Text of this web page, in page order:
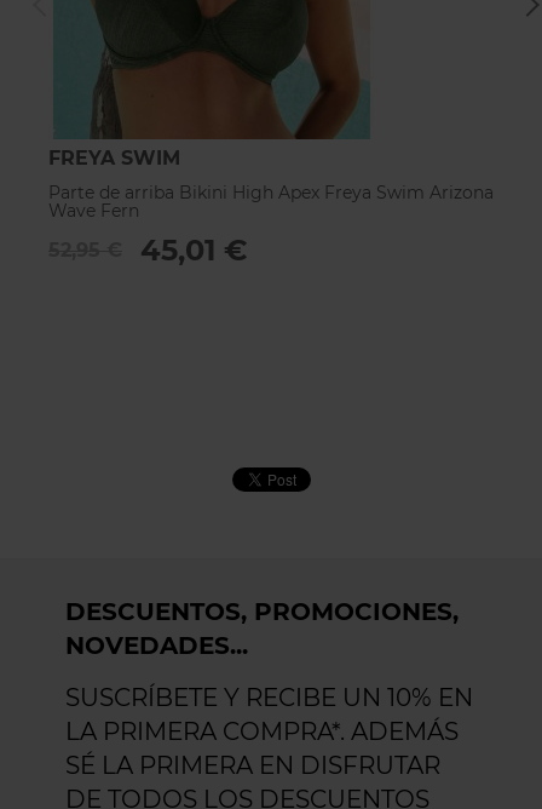
FREYA SWIM
Parte de arriba Bikini High Apex Freya Swim Arizona
Wave Fern
45,01 €
DESCUENTOS, PROMOCIONES,
NOVEDADES...
SUSCRÍBETE Y RECIBE UN 10% EN
LA PRIMERA COMPRA*. ADEMÁS
SÉ LA PRIMERA EN DISFRUTAR
DE TODOS LOS DESCUENTOS